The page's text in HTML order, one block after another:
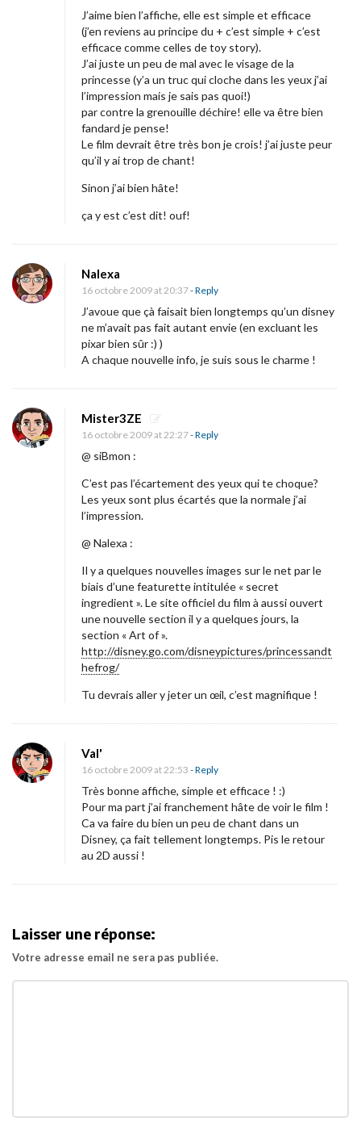
t
e
r
d
e
T
i
a
n
J’aime bien l’affiche, elle est simple et efficace
(j’en reviens au principe du + c’est simple + c’est
efficace comme celles de toy story).
J’ai juste un peu de mal avec le visage de la
princesse (y’a un truc qui cloche dans les yeux j’ai
l’impression mais je sais pas quoi!)
par contre la grenouille déchire! elle va être bien
fandard je pense!
Le film devrait être très bon je crois! j’ai juste peur
qu’il y ai trop de chant!
Sinon j’ai bien hâte!
ça y est c’est dit! ouf!
Nalexa
16 octobre 2009 at 20:37- Reply
J’avoue que çà faisait bien longtemps qu’un disney
ne m’avait pas fait autant envie (en excluant les
pixar bien sûr :) )
A chaque nouvelle info, je suis sous le charme !
Mister3ZE
16 octobre 2009 at 22:27- Reply
@ siBmon :
C’est pas l’écartement des yeux qui te choque?
Les yeux sont plus écartés que la normale j’ai
l’impression.
@ Nalexa :
Il y a quelques nouvelles images sur le net par le
biais d’une featurette intitulée « secret
ingredient ». Le site officiel du film à aussi ouvert
une nouvelle section il y a quelques jours, la
section « Art of ».
http://disney.go.com/disneypictures/princessandt
hefrog/
Tu devrais aller y jeter un œil, c’est magnifique !
Val'
16 octobre 2009 at 22:53 - Reply
Très bonne affiche, simple et efficace ! :)
Pour ma part j’ai franchement hâte de voir le film !
Ca va faire du bien un peu de chant dans un
Disney, ça fait tellement longtemps. Pis le retour
au 2D aussi !
Laisser une réponse:
Votre adresse email ne sera pas publiée.